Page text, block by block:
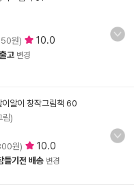
원) 10.0
고 변경
이알이 창작그림책 60
림)
원) 10.0
들기전 배송 변경